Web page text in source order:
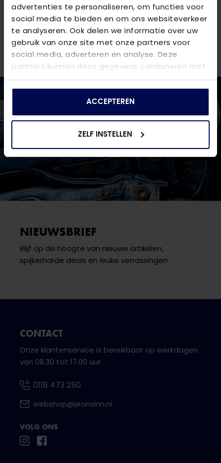
advertenties te personaliseren, om functies voor
social media te bieden en om ons websiteverkeer
te analyseren. Ook delen we informatie over uw
gebruik van onze site met onze partners voor
social media, adverteren en analyse. Deze
partners kunnen deze gegevens combineren met
andere informatie die u aan ze heeft verstrekt of
die ze hebben verzameld op basis van uw gebruik
ACCEPTEREN
ZELF INSTELLEN
VRAGEN OVER DIT PRODUCT?
We helpen je graag verder online of in één van onze 6
winkels. Stel je vraag aan deklantenserviceof bezoek
een van onzewinkels.
NIEUWSBRIEF
Blijf op de hoogte van nieuwe artikelen,
spijkerharde deals en leuke verrassingen
CONTACT
Onze klantenservice is bereikbaar op werkdagen
van 08.30 tot 17.00 uur.
0118 473 250
webshop@jeansinn.nl
VOLG ONS